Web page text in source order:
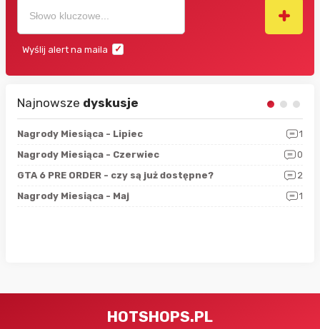
Wyślij alert na maila
Najnowsze dyskusje
Nagrody Miesiąca - Lipiec
1
Nagrody Miesiąca - Czerwiec
0
GTA 6 PRE ORDER - czy są już dostępne?
2
Nagrody Miesiąca - Maj
1
HOTSHOPS.PL